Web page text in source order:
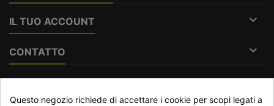
IL TUO ACCOUNT 
CONTATTO 
Questo negozio richiede di accettare i cookie per scopi legati a